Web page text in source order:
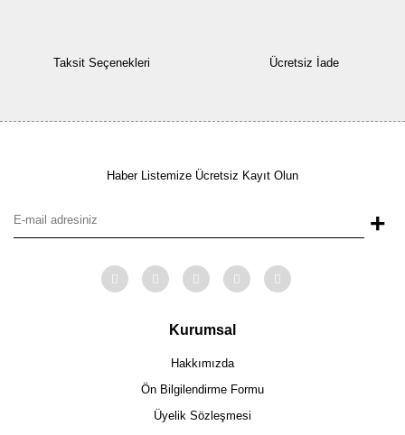
Taksit Seçenekleri Ücretsiz İade
Haber Listemize Ücretsiz Kayıt Olun
+
Kurumsal
Hakkımızda
Ön Bilgilendirme Formu
Üyelik Sözleşmesi